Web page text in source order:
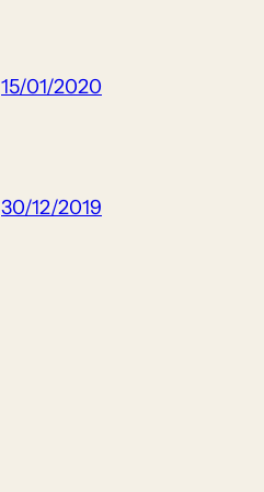
15/01/2020
30/12/2019